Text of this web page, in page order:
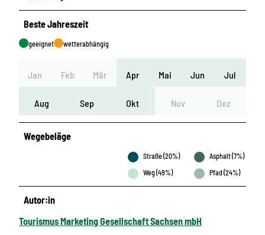
Beste Jahreszeit
geeignet wetterabhängig
Jan Feb Mär Apr Mai Jun Jul
Aug Sep Okt Nov Dez
Wegebeläge
Straße (20%)
Asphalt (7%)
Weg (49%)
Pfad (24%)
Autor:in
Tourismus Marketing Gesellschaft Sachsen mbH